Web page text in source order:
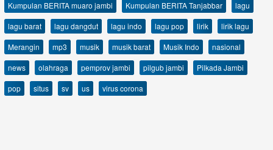
Kumpulan BERITA muaro jambi
Kumpulan BERITA Tanjabbar
lagu
lagu barat
lagu dangdut lagu indo lagu pop lirik
lirik lagu
Merangin
mp3 musik musik barat Musik Indo
nasional
news
olahraga pemprov jambi pilgub jambi
Pilkada Jambi
pop
situs sv us virus corona